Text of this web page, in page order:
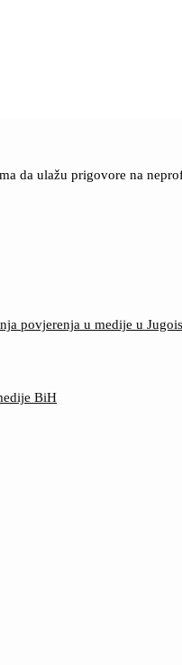
da ulažu prigovore na
povjerenja u medije u
BiH